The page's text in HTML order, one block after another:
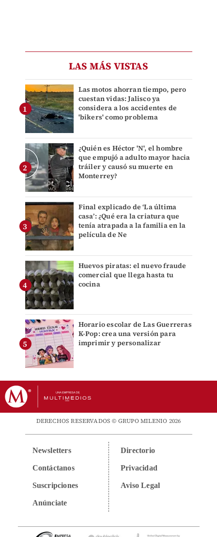
LAS MÁS VISTAS
Las motos ahorran tiempo, pero
cuestan vidas: Jalisco ya
considera a los accidentes de
'bikers' como problema
¿Quién es Héctor 'N', el hombre
que empujó a adulto mayor hacia
tráiler y causó su muerte en
Monterrey?
Final explicado de ‘La última
casa’: ¿Qué era la criatura que
tenía atrapada a la familia en la
película de Ne
Huevos piratas: el nuevo fraude
comercial que llega hasta tu
cocina
Horario escolar de Las Guerreras
K-Pop: crea una versión para
imprimir y personalizar
DERECHOS RESERVADOS © GRUPO MILENIO 2026
Newsletters
Contáctanos
Suscripciones
Anúnciate
Directorio
Privacidad
Aviso Legal